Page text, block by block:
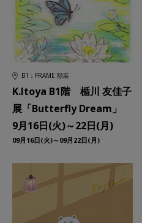
B1：FRAME 額装
K.Itoya B1階 楯川 友佳子
展「Butterfly Dream」
9月16日(火)～22日(月)
09月16日(火)～09月22日(月)